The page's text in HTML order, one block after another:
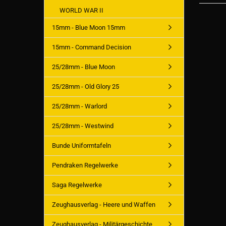
WORLD WAR II
15mm - Blue Moon 15mm
15mm - Command Decision
25/28mm - Blue Moon
25/28mm - Old Glory 25
25/28mm - Warlord
25/28mm - Westwind
Bunde Uniformtafeln
Pendraken Regelwerke
Saga Regelwerke
Zeughausverlag - Heere und Waffen
Zeughausverlag - Militärgeschichte